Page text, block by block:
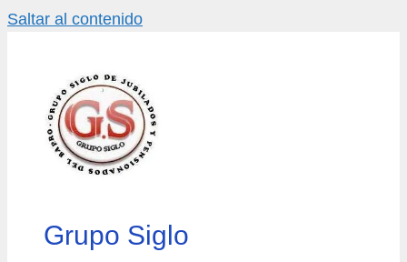
Saltar al contenido
Grupo Siglo